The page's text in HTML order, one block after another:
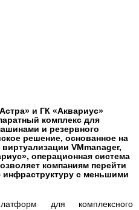
и ГК «Аквариус»
комплекс для
и резервного
решение, основанное на
VMmanager,
операционная система
компаниям перейти
с меньшими
для комплексного